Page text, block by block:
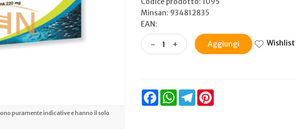
puramente indicative e hanno il solo
Minsan: 934812835
EAN:
- + Aggiungi Wishlist
FacebookWhatsAppTelegram